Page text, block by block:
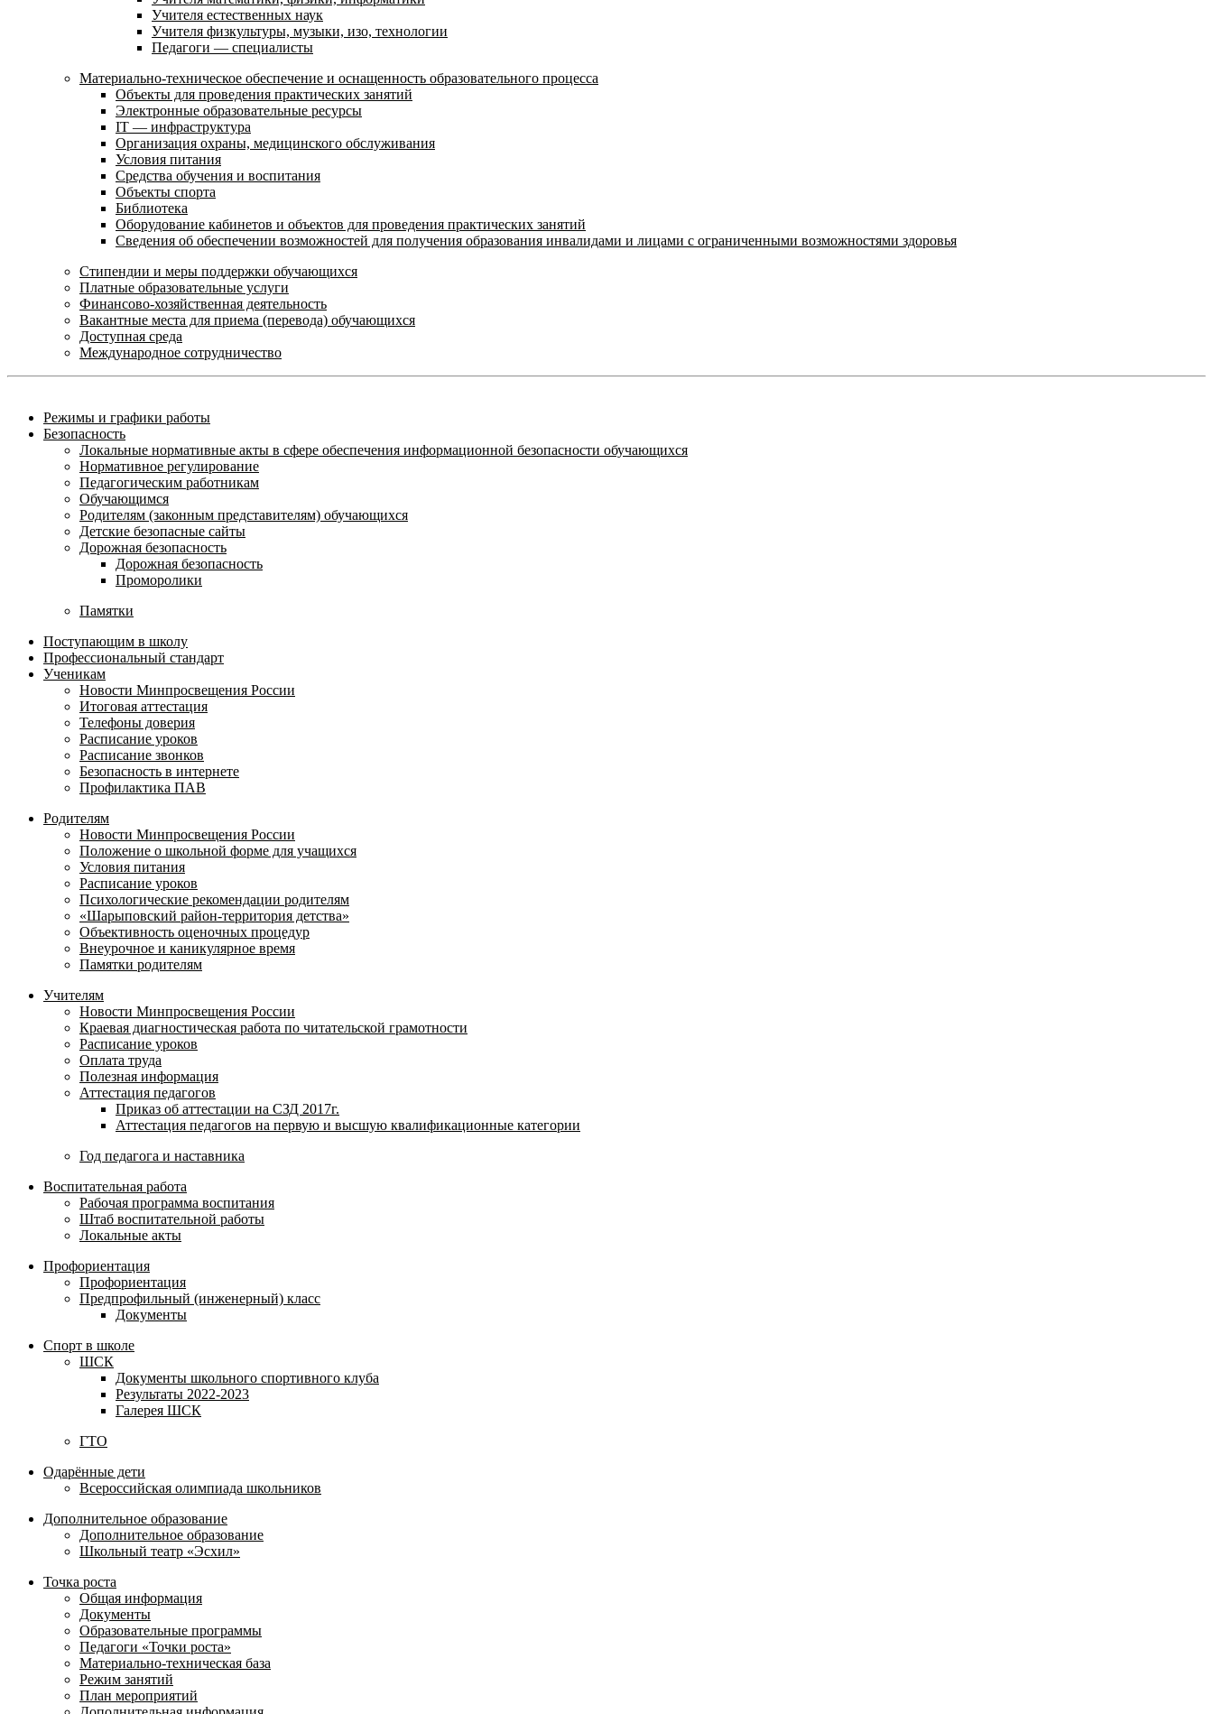
Учителя естественных наук
Учителя физкультуры, музыки, изо, технологии
Педагоги — специалисты
Материально-техническое обеспечение и оснащенность образовательного процесса
Объекты для проведения практических занятий
Электронные образовательные ресурсы
IT — инфраструктура
Организация охраны, медицинского обслуживания
Условия питания
Средства обучения и воспитания
Объекты спорта
Библиотека
Оборудование кабинетов и объектов для проведения практических занятий
Сведения об обеспечении возможностей для получения образования инвалидами и лицами с ограниченными возможностями здоровья
Стипендии и меры поддержки обучающихся
Платные образовательные услуги
Финансово-хозяйственная деятельность
Вакантные места для приема (перевода) обучающихся
Доступная среда
Международное сотрудничество
Режимы и графики работы
Безопасность
Локальные нормативные акты в сфере обеспечения информационной безопасности обучающихся
Нормативное регулирование
Педагогическим работникам
Обучающимся
Родителям (законным представителям) обучающихся
Детские безопасные сайты
Дорожная безопасность
Дорожная безопасность
Проморолики
Памятки
Поступающим в школу
Профессиональный стандарт
Ученикам
Новости Минпросвещения России
Итоговая аттестация
Телефоны доверия
Расписание уроков
Расписание звонков
Безопасность в интернете
Профилактика ПАВ
Родителям
Новости Минпросвещения России
Положение о школьной форме для учащихся
Условия питания
Расписание уроков
Психологические рекомендации родителям
«Шарыповский район-территория детства»
Объективность оценочных процедур
Внеурочное и каникулярное время
Памятки родителям
Учителям
Новости Минпросвещения России
Краевая диагностическая работа по читательской грамотности
Расписание уроков
Оплата труда
Полезная информация
Аттестация педагогов
Приказ об аттестации на СЗД 2017г.
Аттестация педагогов на первую и высшую квалификационные категории
Год педагога и наставника
Воспитательная работа
Рабочая программа воспитания
Штаб воспитательной работы
Локальные акты
Профориентация
Профориентация
Предпрофильный (инженерный) класс
Документы
Спорт в школе
ШСК
Документы школьного спортивного клуба
Результаты 2022-2023
Галерея ШСК
ГТО
Одарённые дети
Всероссийская олимпиада школьников
Дополнительное образование
Дополнительное образование
Школьный театр «Эсхил»
Точка роста
Общая информация
Документы
Образовательные программы
Педагоги «Точки роста»
Материально-техническая база
Режим занятий
План мероприятий